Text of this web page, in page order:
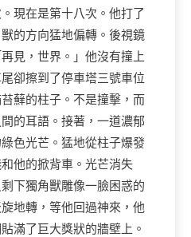
現在是第十八次。他打了
的方向猛地偏轉。後視鏡
見，世界。」他沒有撞上
卻擦到了停車塔三號車位
蘚的柱子。不是撞擊，而
的耳語。接著，一道濃郁
色光芒。猛地從柱子爆發
他的掀背車。光芒消失
下獨角獸雕像一臉困惑的
地轉，等他回過神來，他
滿了巨大獎狀的牆壁上。